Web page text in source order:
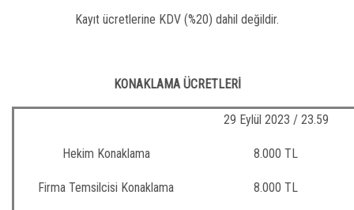
Kayıt ücretlerine KDV (%20) dahil değildir.
KONAKLAMA ÜCRETLERİ
29 Eylül 2023 / 23.59
Hekim Konaklama 8.000 TL
Firma Temsilcisi Konaklama 8.000 TL